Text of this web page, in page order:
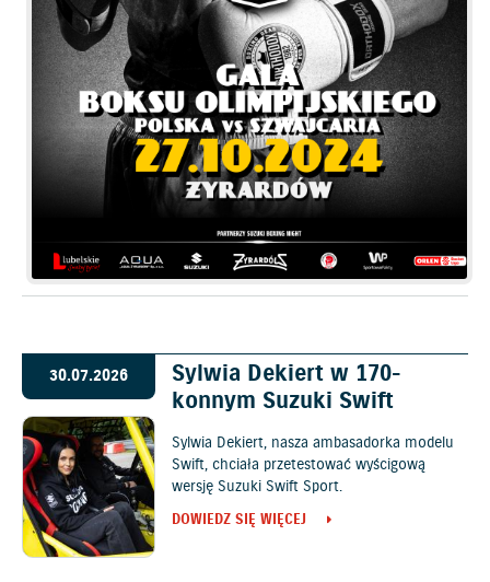
30.07.2026
Sylwia Dekiert w 170-
konnym Suzuki Swift
Sylwia Dekiert, nasza ambasadorka modelu
Swift, chciała przetestować wyścigową
wersję Suzuki Swift Sport.
DOWIEDZ SIĘ WIĘCEJ